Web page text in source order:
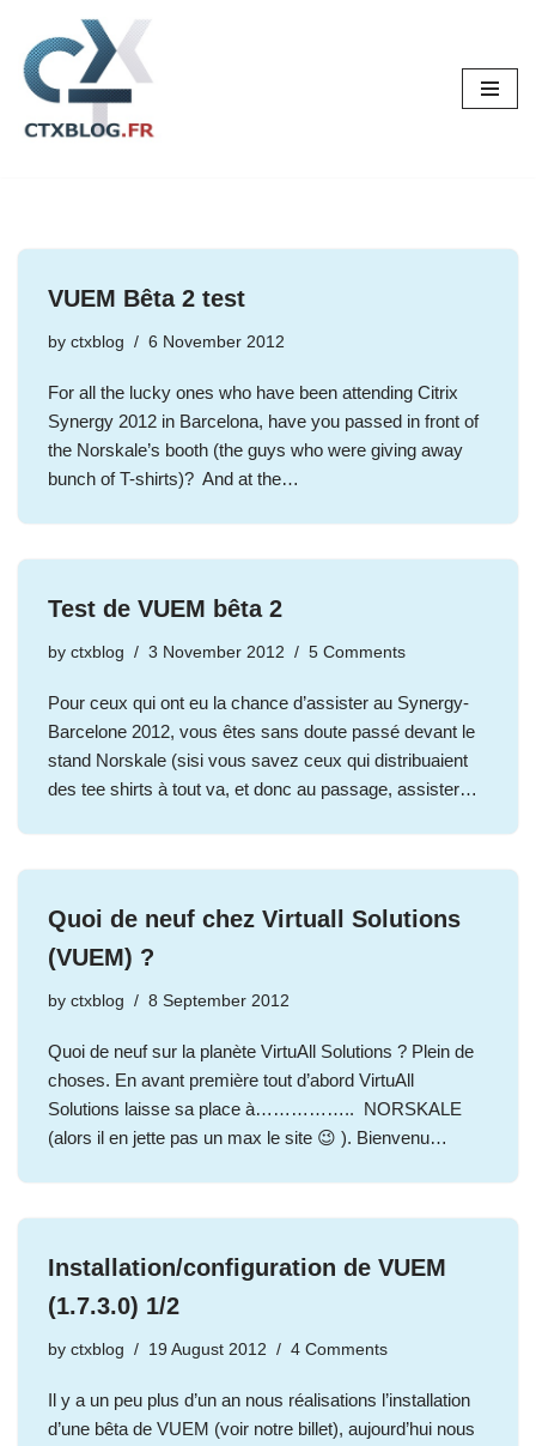
Skip
to
content
VUEM Bêta 2 test
by ctxblog 6 November 2012
For all the lucky ones who have been attending Citrix
Synergy 2012 in Barcelona, have you passed in front of
the Norskale’s booth (the guys who were giving away
bunch of T-shirts)? And at the…
Test de VUEM bêta 2
by ctxblog 3 November 2012 5 Comments
Pour ceux qui ont eu la chance d’assister au Synergy-
Barcelone 2012, vous êtes sans doute passé devant le
stand Norskale (sisi vous savez ceux qui distribuaient
des tee shirts à tout va, et donc au passage, assister…
Quoi de neuf chez Virtuall Solutions
(VUEM) ?
by ctxblog 8 September 2012
Quoi de neuf sur la planète VirtuAll Solutions ? Plein de
choses. En avant première tout d’abord VirtuAll
Solutions laisse sa place à…………….. NORSKALE
(alors il en jette pas un max le site 😉 ). Bienvenu…
Installation/configuration de VUEM
(1.7.3.0) 1/2
by ctxblog 19 August 2012 4 Comments
Il y a un peu plus d’un an nous réalisations l’installation
d’une bêta de VUEM (voir notre billet), aujourd’hui nous